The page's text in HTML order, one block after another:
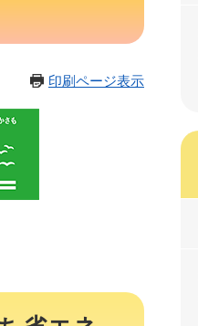
印刷ページ表示